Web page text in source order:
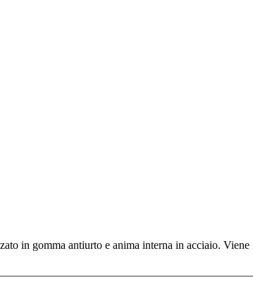
in gomma antiurto e anima interna in acciaio.